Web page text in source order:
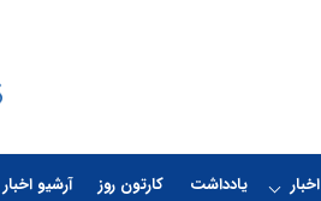
اخبار یادداشت کارتون روز آرشیو اخبار